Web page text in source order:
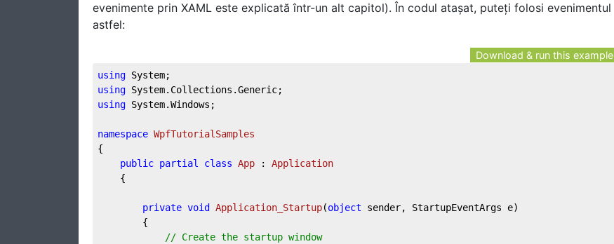
evenimente prin XAML este explicată într-un alt capitol). În codul atașat, puteți folosi evenimentul
astfel:
Download & run this example
using
using
using System.Windows;
namespace WpfTutorialSamples
{
public partial class App : Application
private void Application_Startup(object sender, StartupEventArgs e)
// Create the startup window